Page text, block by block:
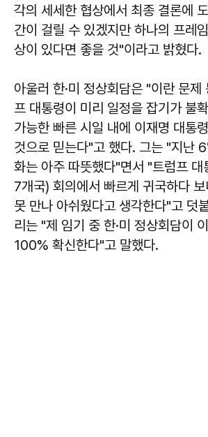
각의 세세한 협상에서 최종 결론에
간이 걸릴 수 있겠지만 하나의 프레
상이 있다면 좋을 것"이라고 밝혔다.
아울러 한·미 정상회담은 "이란 문제
프 대통령이 미리 일정을 잡기가 불
가능한 빠른 시일 내에 이재명 대통
것으로 믿는다"고 했다. 그는 "지난
화는 아주 따뜻했다"면서 "트럼프
7개국) 회의에서 빠르게 귀국하다
못 만나 아쉬웠다고 생각한다"고 덧
리는 "제 임기 중 한·미 정상회담이
100% 확신한다"고 말했다.